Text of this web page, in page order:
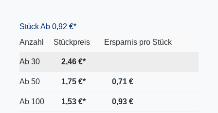
StückAb 0,92 €*
Anzahl
Stückpreis Ersparnis pro Stück
Ab 30 2,46 €*
Ab 50 1,75 €* 0,71 €
Ab 100 1,53 €* 0,93 €